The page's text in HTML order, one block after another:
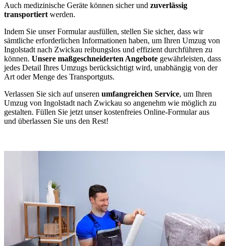
Auch medizinische Geräte können sicher und zuverlässig
transportiert werden.
Indem Sie unser Formular ausfüllen, stellen Sie sicher, dass wir
sämtliche erforderlichen Informationen haben, um Ihren Umzug von
Ingolstadt nach Zwickau reibungslos und effizient durchführen zu
können. Unsere maßgeschneiderten Angebote gewährleisten, dass
jedes Detail Ihres Umzugs berücksichtigt wird, unabhängig von der
Art oder Menge des Transportguts.
Verlassen Sie sich auf unseren umfangreichen Service, um Ihren
Umzug von Ingolstadt nach Zwickau so angenehm wie möglich zu
gestalten. Füllen Sie jetzt unser kostenfreies Online-Formular aus
und überlassen Sie uns den Rest!